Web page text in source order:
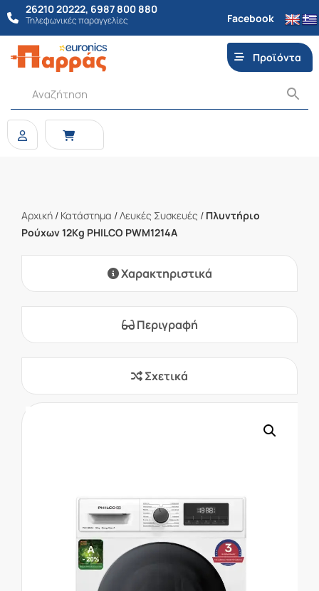
26210 20222, 6987 800 880
Τηλεφωνικές παραγγελίες Facebook
Προϊόντα
Αρχική / Κατάστημα /Λευκές Συσκευές / Πλυντήριο
Ρούχων 12Kg PHILCO PWM1214A
Χαρακτηριστικά
Περιγραφή
Σχετικά